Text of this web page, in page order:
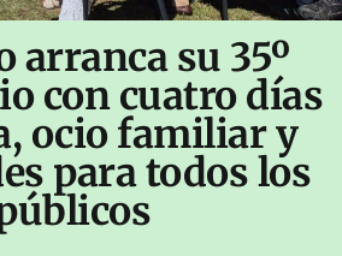
arranca su 35º
con cuatro días
ocio familiar y
para todos los